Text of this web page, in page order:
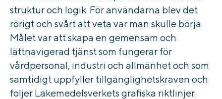
struktur och logik. För användarna blev det
rörigt och svårt att veta var man skulle börja.
Målet var att skapa en gemensam och
lättnavigerad tjänstsom fungerar för
vårdpersonal, industri och allmänhet och som
samtidigt uppfyller tillgänglighetskraven och
följer Läkemedelsverkets grafiska riktlinjer.